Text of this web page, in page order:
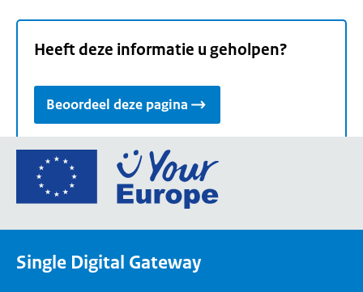
Heeft deze informatie u geholpen?
Beoordeel deze pagina
Ga
de
Single Digital Gateway